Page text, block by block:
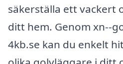
säkerställa ett vackert
ditt hem. Genom xn--
4kb.se kan du enkelt